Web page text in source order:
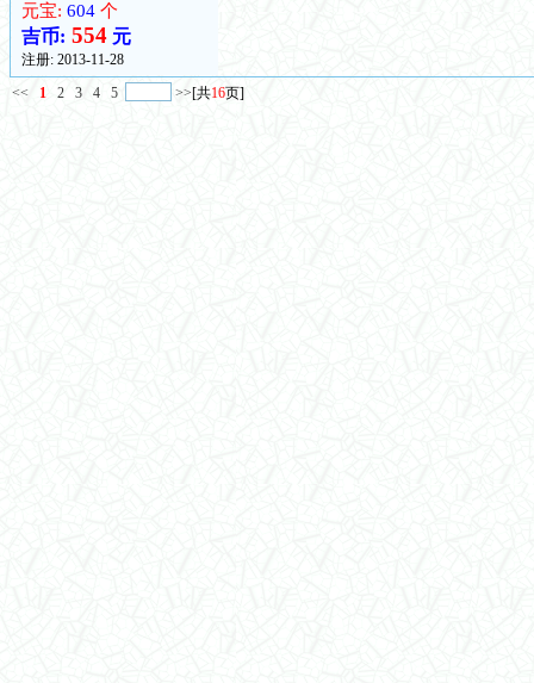
元宝: 604 个
吉币: 554元
注册: 2013-11-28
<< 1 2 3 4 5 >>[共16页]